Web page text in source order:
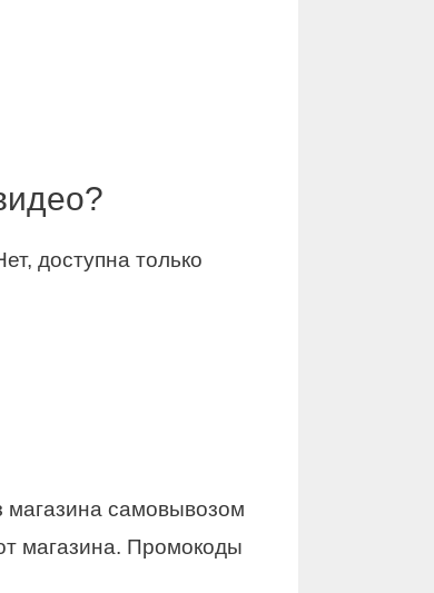
доступна только
магазина самовывозом
магазина. Промокоды